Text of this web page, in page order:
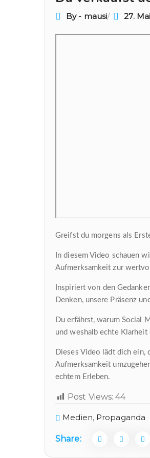
By - mausi 27.
Greifst du morgens als
In diesem Video schauen
Aufmerksamkeit zur
Inspiriert von den
Denken, unsere Präsenz
Du erfährst, warum Social
und weshalb echte
Dieses Video lädt dich ein,
Aufmerksamkeit
echtem Erleben.
Post Views: 44
Medien, Propaganda
Share: